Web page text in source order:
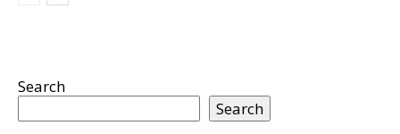
Search
Search